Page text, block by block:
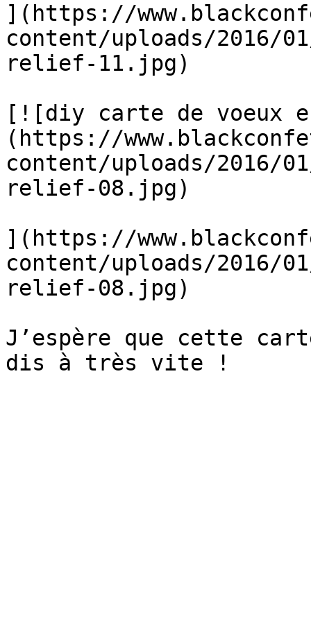
](https://
content/uploads/2016/
relief-11.jpg)
[![diy carte de voeux
(https://
content/uploads/2016/
relief-08.jpg)
](https://
content/uploads/2016/
relief-08.jpg)
J’espère que cette
dis à très vite !